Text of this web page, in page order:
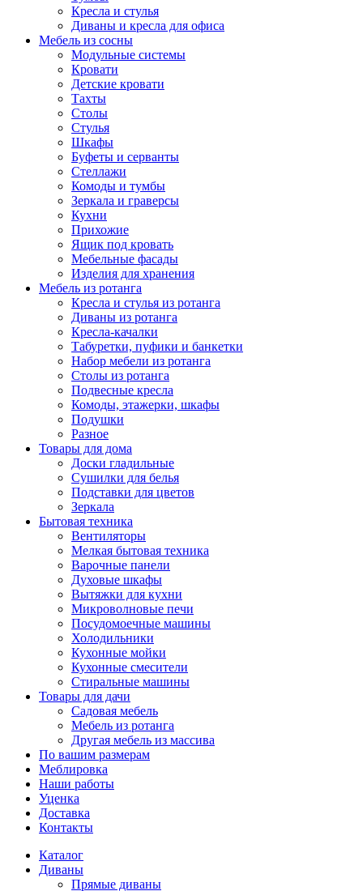
Кресла и стулья
Диваны и кресла для офиса
Мебель из сосны
Модульные системы
Кровати
Детские кровати
Тахты
Столы
Стулья
Шкафы
Буфеты и серванты
Стеллажи
Комоды и тумбы
Зеркала и граверсы
Кухни
Прихожие
Ящик под кровать
Мебельные фасады
Изделия для хранения
Мебель из ротанга
Кресла и стулья из ротанга
Диваны из ротанга
Кресла-качалки
Табуретки, пуфики и банкетки
Набор мебели из ротанга
Столы из ротанга
Подвесные кресла
Комоды, этажерки, шкафы
Подушки
Разное
Товары для дома
Доски гладильные
Сушилки для белья
Подставки для цветов
Зеркала
Бытовая техника
Вентиляторы
Мелкая бытовая техника
Варочные панели
Духовые шкафы
Вытяжки для кухни
Микроволновые печи
Посудомоечные машины
Холодильники
Кухонные мойки
Кухонные смесители
Стиральные машины
Товары для дачи
Садовая мебель
Мебель из ротанга
Другая мебель из массива
По вашим размерам
Меблировка
Наши работы
Уценка
Доставка
Контакты
Каталог
Диваны
Прямые диваны